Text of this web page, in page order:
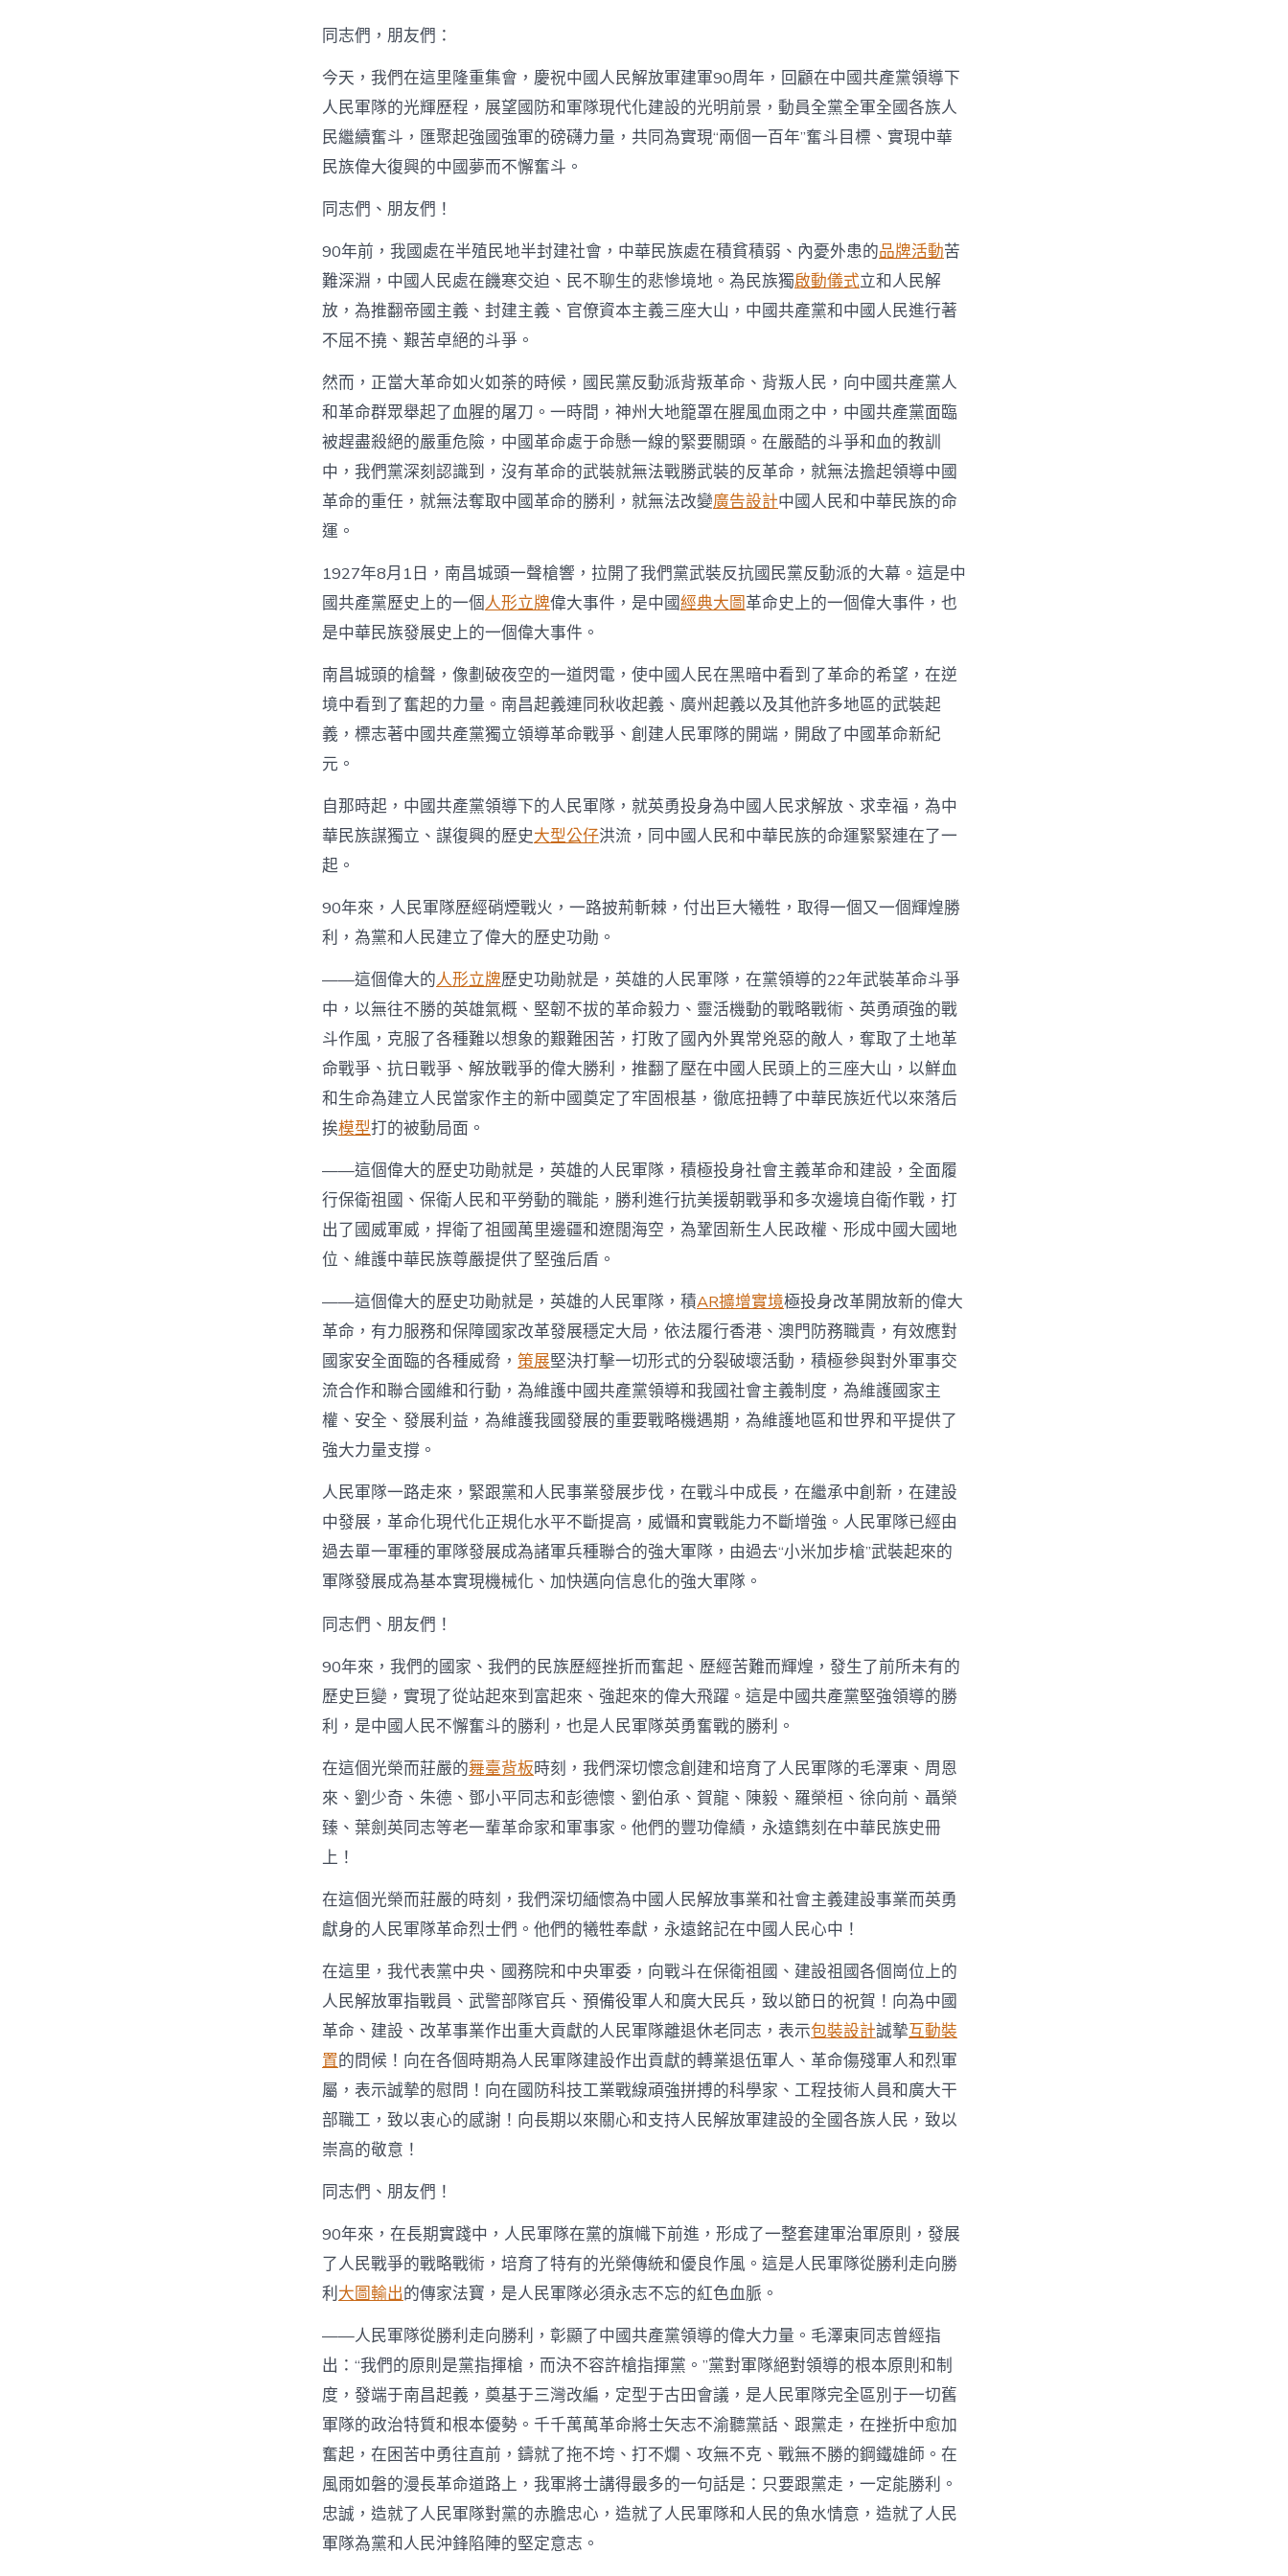
年
大
會
上
的
靠
設
計
app
中
展
門
戶
網
－
國
家
發
戶〉
中
同志們，朋友們：
今天，我們在這里隆重集會，慶祝中國人民解放軍建軍90周年，回顧在中國共產黨領導下
人民軍隊的光輝歷程，展望國防和軍隊現代化建設的光明前景，動員全黨全軍全國各族人
民繼續奮斗，匯聚起強國強軍的磅礴力量，共同為實現“兩個一百年”奮斗目標、實現中華
民族偉大復興的中國夢而不懈奮斗。
同志們、朋友們！
90年前，我國處在半殖民地半封建社會，中華民族處在積貧積弱、內憂外患的品牌活動苦
難深淵，中國人民處在饑寒交迫、民不聊生的悲慘境地。為民族獨啟動儀式立和人民解
放，為推翻帝國主義、封建主義、官僚資本主義三座大山，中國共產黨和中國人民進行著
不屈不撓、艱苦卓絕的斗爭。
然而，正當大革命如火如荼的時候，國民黨反動派背叛革命、背叛人民，向中國共產黨人
和革命群眾舉起了血腥的屠刀。一時間，神州大地籠罩在腥風血雨之中，中國共產黨面臨
被趕盡殺絕的嚴重危險，中國革命處于命懸一線的緊要關頭。在嚴酷的斗爭和血的教訓
中，我們黨深刻認識到，沒有革命的武裝就無法戰勝武裝的反革命，就無法擔起領導中國
革命的重任，就無法奪取中國革命的勝利，就無法改變廣告設計中國人民和中華民族的命
運。
1927年8月1日，南昌城頭一聲槍響，拉開了我們黨武裝反抗國民黨反動派的大幕。這是中
國共產黨歷史上的一個人形立牌偉大事件，是中國經典大圖革命史上的一個偉大事件，也
是中華民族發展史上的一個偉大事件。
南昌城頭的槍聲，像劃破夜空的一道閃電，使中國人民在黑暗中看到了革命的希望，在逆
境中看到了奮起的力量。南昌起義連同秋收起義、廣州起義以及其他許多地區的武裝起
義，標志著中國共產黨獨立領導革命戰爭、創建人民軍隊的開端，開啟了中國革命新紀
元。
自那時起，中國共產黨領導下的人民軍隊，就英勇投身為中國人民求解放、求幸福，為中
華民族謀獨立、謀復興的歷史大型公仔洪流，同中國人民和中華民族的命運緊緊連在了一
起。
90年來，人民軍隊歷經硝煙戰火，一路披荊斬棘，付出巨大犧牲，取得一個又一個輝煌勝
利，為黨和人民建立了偉大的歷史功勛。
——這個偉大的人形立牌歷史功勛就是，英雄的人民軍隊，在黨領導的22年武裝革命斗爭
中，以無往不勝的英雄氣概、堅韌不拔的革命毅力、靈活機動的戰略戰術、英勇頑強的戰
斗作風，克服了各種難以想象的艱難困苦，打敗了國內外異常兇惡的敵人，奪取了土地革
命戰爭、抗日戰爭、解放戰爭的偉大勝利，推翻了壓在中國人民頭上的三座大山，以鮮血
和生命為建立人民當家作主的新中國奠定了牢固根基，徹底扭轉了中華民族近代以來落后
挨模型打的被動局面。
——這個偉大的歷史功勛就是，英雄的人民軍隊，積極投身社會主義革命和建設，全面履
行保衛祖國、保衛人民和平勞動的職能，勝利進行抗美援朝戰爭和多次邊境自衛作戰，打
出了國威軍威，捍衛了祖國萬里邊疆和遼闊海空，為鞏固新生人民政權、形成中國大國地
位、維護中華民族尊嚴提供了堅強后盾。
——這個偉大的歷史功勛就是，英雄的人民軍隊，積AR擴增實境極投身改革開放新的偉大
革命，有力服務和保障國家改革發展穩定大局，依法履行香港、澳門防務職責，有效應對
國家安全面臨的各種威脅， 策展堅決打擊一切形式的分裂破壞活動，積極參與對外軍事交
流合作和聯合國維和行動，為維護中國共產黨領導和我國社會主義制度，為維護國家主
權、安全、發展利益，為維護我國發展的重要戰略機遇期，為維護地區和世界和平提供了
強大力量支撐。
人民軍隊一路走來，緊跟黨和人民事業發展步伐，在戰斗中成長，在繼承中創新，在建設
中發展，革命化現代化正規化水平不斷提高，威懾和實戰能力不斷增強。人民軍隊已經由
過去單一軍種的軍隊發展成為諸軍兵種聯合的強大軍隊，由過去“小米加步槍”武裝起來的
軍隊發展成為基本實現機械化、加快邁向信息化的強大軍隊。
同志們、朋友們！
90年來，我們的國家、我們的民族歷經挫折而奮起、歷經苦難而輝煌，發生了前所未有的
歷史巨變，實現了從站起來到富起來、強起來的偉大飛躍。這是中國共產黨堅強領導的勝
利，是中國人民不懈奮斗的勝利，也是人民軍隊英勇奮戰的勝利。
在這個光榮而莊嚴的舞臺背板時刻，我們深切懷念創建和培育了人民軍隊的毛澤東、周恩
來、劉少奇、朱德、鄧小平同志和彭德懷、劉伯承、賀龍、陳毅、羅榮桓、徐向前、聶榮
臻、葉劍英同志等老一輩革命家和軍事家。他們的豐功偉績，永遠鐫刻在中華民族史冊
上！
在這個光榮而莊嚴的時刻，我們深切緬懷為中國人民解放事業和社會主義建設事業而英勇
獻身的人民軍隊革命烈士們。他們的犧牲奉獻，永遠銘記在中國人民心中！
在這里，我代表黨中央、國務院和中央軍委，向戰斗在保衛祖國、建設祖國各個崗位上的
人民解放軍指戰員、武警部隊官兵、預備役軍人和廣大民兵，致以節日的祝賀！向為中國
革命、建設、改革事業作出重大貢獻的人民軍隊離退休老同志，表示包裝設計誠摯互動裝
置的問候！向在各個時期為人民軍隊建設作出貢獻的轉業退伍軍人、革命傷殘軍人和烈軍
屬，表示誠摯的慰問！向在國防科技工業戰線頑強拼搏的科學家、工程技術人員和廣大干
部職工，致以衷心的感謝！向長期以來關心和支持人民解放軍建設的全國各族人民，致以
崇高的敬意！
同志們、朋友們！
90年來，在長期實踐中，人民軍隊在黨的旗幟下前進，形成了一整套建軍治軍原則，發展
了人民戰爭的戰略戰術，培育了特有的光榮傳統和優良作風。這是人民軍隊從勝利走向勝
利大圖輸出的傳家法寶，是人民軍隊必須永志不忘的紅色血脈。
——人民軍隊從勝利走向勝利，彰顯了中國共產黨領導的偉大力量。毛澤東同志曾經指
出：“我們的原則是黨指揮槍，而決不容許槍指揮黨。”黨對軍隊絕對領導的根本原則和制
度，發端于南昌起義，奠基于三灣改編，定型于古田會議，是人民軍隊完全區別于一切舊
軍隊的政治特質和根本優勢。千千萬萬革命將士矢志不渝聽黨話、跟黨走，在挫折中愈加
奮起，在困苦中勇往直前，鑄就了拖不垮、打不爛、攻無不克、戰無不勝的鋼鐵雄師。在
風雨如磐的漫長革命道路上，我軍將士講得最多的一句話是：只要跟黨走，一定能勝利。
忠誠，造就了人民軍隊對黨的赤膽忠心，造就了人民軍隊和人民的魚水情意，造就了人民
軍隊為黨和人民沖鋒陷陣的堅定意志。